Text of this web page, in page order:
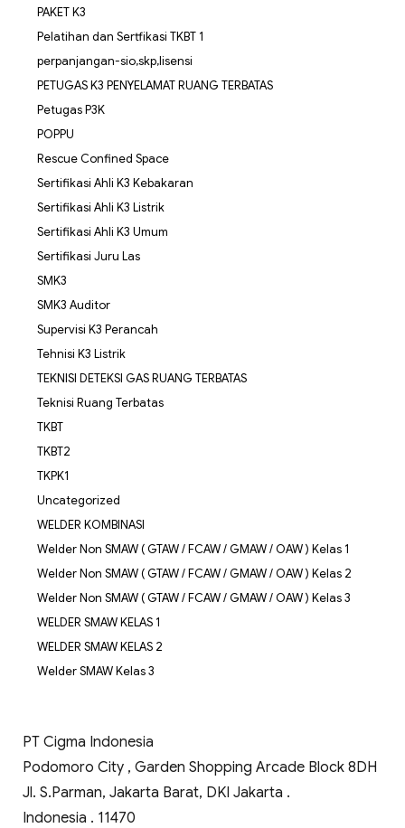
PAKET K3
Pelatihan dan Sertfikasi TKBT 1
perpanjangan-sio,skp,lisensi
PETUGAS K3 PENYELAMAT RUANG TERBATAS
Petugas P3K
POPPU
Rescue Confined Space
Sertifikasi Ahli K3 Kebakaran
Sertifikasi Ahli K3 Listrik
Sertifikasi Ahli K3 Umum
Sertifikasi Juru Las
SMK3
SMK3 Auditor
Supervisi K3 Perancah
Tehnisi K3 Listrik
TEKNISI DETEKSI GAS RUANG TERBATAS
Teknisi Ruang Terbatas
TKBT
TKBT2
TKPK1
Uncategorized
WELDER KOMBINASI
Welder Non SMAW ( GTAW / FCAW / GMAW / OAW ) Kelas 1
Welder Non SMAW ( GTAW / FCAW / GMAW / OAW ) Kelas 2
Welder Non SMAW ( GTAW / FCAW / GMAW / OAW ) Kelas 3
WELDER SMAW KELAS 1
WELDER SMAW KELAS 2
Welder SMAW Kelas 3
PT Cigma Indonesia
Podomoro City , Garden Shopping Arcade Block 8DH
Jl. S.Parman, Jakarta Barat, DKI Jakarta .
Indonesia . 11470